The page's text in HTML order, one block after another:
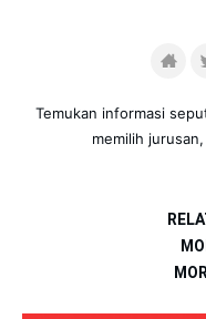
Temukan informasi
memilih